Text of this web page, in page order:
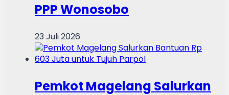
PPP Wonosobo
23 Juli 2026
Pemkot Magelang Salurkan